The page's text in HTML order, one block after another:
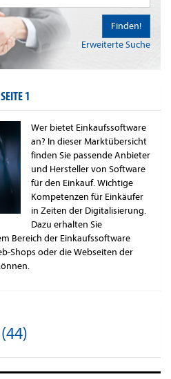
Erweiterte Suche
Finden!
SEITE 1
Wer bietet Einkaufssoftware
an? In dieser Marktübersicht
finden Sie passende Anbieter
und Hersteller von Software
für den Einkauf. Wichtige
Kompetenzen für Einkäufer
in Zeiten der Digitalisierung.
Dazu erhalten Sie
Bereich der Einkaufssoftware
Shops oder die Webseiten der